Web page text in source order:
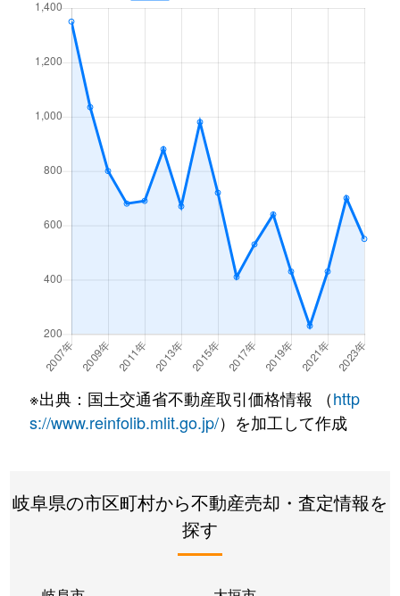
※出典：国土交通省不動産取引価格情報 （http
s://www.reinfolib.mlit.go.jp/）を加工して作成
岐阜県の市区町村から不動産売却・査定情報を
探す